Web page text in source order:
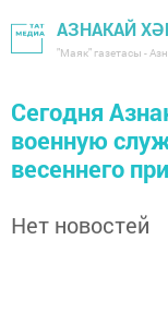
АЗНАКАЙ
"Маяк" газетасы -
Сегодня
военную
весеннего
Нет новостей